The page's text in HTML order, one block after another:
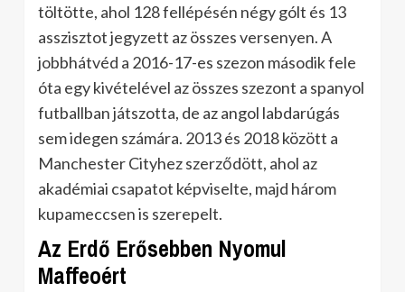
töltötte, ahol 128 fellépésén négy gólt és 13
asszisztot jegyzett az összes versenyen. A
jobbhátvéd a 2016-17-es szezon második fele
óta egy kivételével az összes szezont a spanyol
futballban játszotta, de az angol labdarúgás
sem idegen számára. 2013 és 2018 között a
Manchester Cityhez szerződött, ahol az
akadémiai csapatot képviselte, majd három
kupameccsen is szerepelt.
Az Erdő Erősebben Nyomul
Maffeoért